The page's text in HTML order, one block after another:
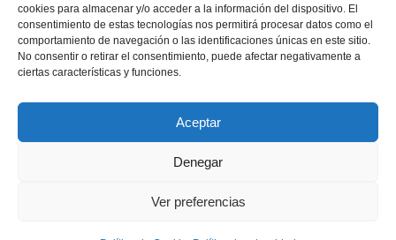
cookies para almacenar y/o acceder a la información del dispositivo. El
consentimiento de estas tecnologías nos permitirá procesar datos como el
comportamiento de navegación o las identificaciones únicas en este sitio.
No consentir o retirar el consentimiento, puede afectar negativamente a
ciertas características y funciones.
Aceptar
Denegar
Ver preferencias
Imprenta Los Remedios © 2023 | Todos los